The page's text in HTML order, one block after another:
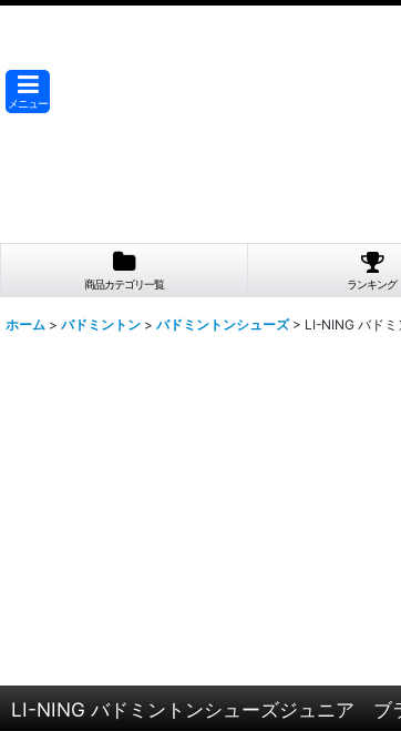
メニュー
商品カテゴリ一覧 ランキング
ホーム > バドミントン > バドミントンシューズ > LI-NING バド
LI-NING バドミントンシューズジュニア